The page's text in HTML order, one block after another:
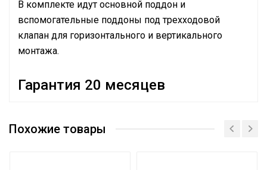
В комплекте идут основной поддон и
вспомогательные поддоны под трехходовой
клапан для горизонтального и вертикального
монтажа.
Гарантия 20 месяцев
Похожие товары